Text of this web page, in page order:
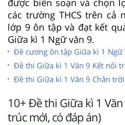
các trường THCS trên cả
lớp 9 ôn tập và đạt kết
Giữa kì 1 Ngữ văn 9.
Đề cương ôn tập Giữa kì 1 Ngữ
Đề thi Giữa kì 1 Văn 9 Kết nối
Đề thi Giữa kì 1 Văn 9 Chân
10+ Đề thi Giữa kì 1
trúc mới, có đáp án)